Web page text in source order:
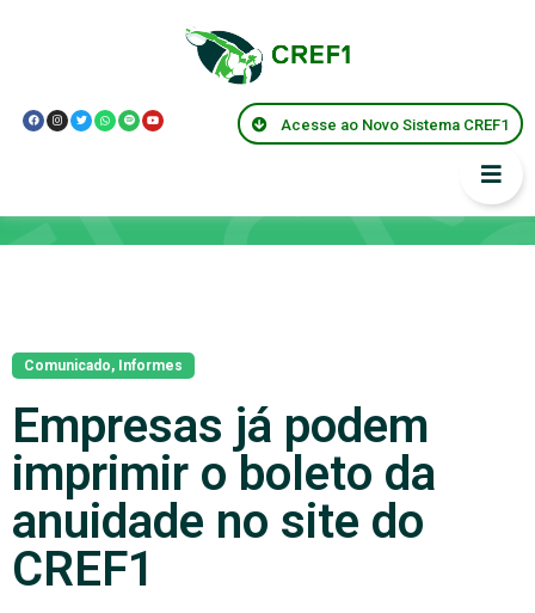
Acesse ao Novo Sistema CREF1
Comunicado, Informes
Empresas já podem
imprimir o boleto da
anuidade no site do
CREF1